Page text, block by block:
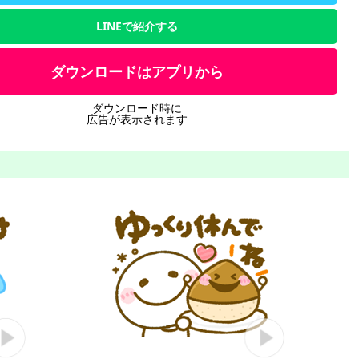
LINEで紹介する
ダウンロードはアプリから
ダウンロード時に
広告が表示されます